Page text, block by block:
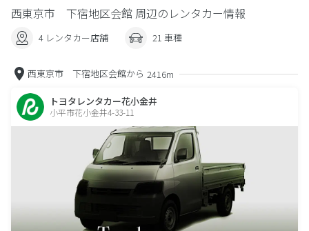
西東京市 下宿地区会館 周辺のレンタカー情報
4 レンタカー店舗 21 車種
西東京市 下宿地区会館から 2416m
トヨタレンタカー花小金井
小平市花小金井4-33-11